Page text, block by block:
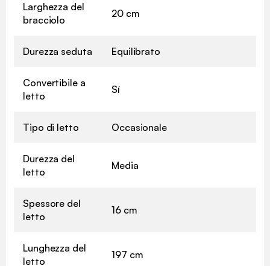
Larghezza del
bracciolo
20 cm
Durezza seduta Equilibrato
Convertibile a
letto
Sí
Tipo di letto Occasionale
Durezza del
letto
Media
Spessore del
letto
16 cm
Lunghezza del
letto
197 cm